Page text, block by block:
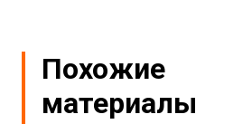
Похожие
материалы